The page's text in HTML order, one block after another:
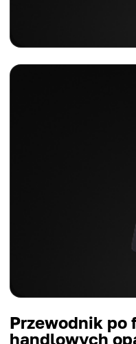
Przewodnik po
handlowych